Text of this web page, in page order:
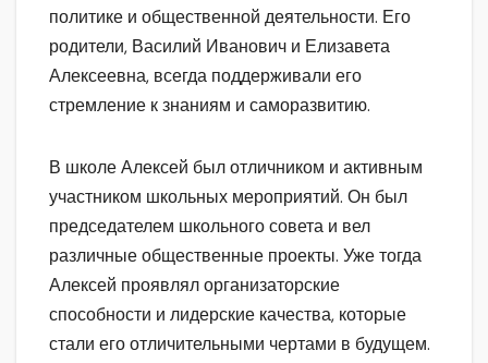
политике и общественной деятельности. Его
родители, Василий Иванович и Елизавета
Алексеевна, всегда поддерживали его
стремление к знаниям и саморазвитию.
В школе Алексей был отличником и активным
участником школьных мероприятий. Он был
председателем школьного совета и вел
различные общественные проекты. Уже тогда
Алексей проявлял организаторские
способности и лидерские качества, которые
стали его отличительными чертами в будущем.